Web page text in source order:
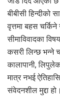
बीबीसी हिन्दीको
वृत्तमा बहस
सीमाविवादका
कसरी लिन्छ भन्ने
कालापानी,
मात्र नभई
संवेदनशील मुद्दा